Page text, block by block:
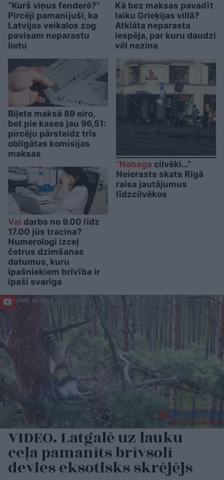
“Kurš viņus fenderē?”
Pircēji pamanījuši, ka
Latvijas veikalos zog
pavisam neparastu
lietu
Kā bez maksas pavadīt
laiku Grieķijas villā?
Atklāta neparasta
iespēja, par kuru daudzi
vēl nezina
Biļete maksā 89 eiro,
bet pie kases jau 96,51:
pircēju pārsteidz trīs
obligātas komisijas
maksas
Vai darbs no 9.00 līdz
17.00 jūs tracina?
Numerologi izceļ
četrus dzimšanas
datumus, kuru
īpašniekiem brīvība ir
īpaši svarīga
“Nabaga cilvēki…”
Neierasts skats Rīgā
raisa jautājumus
līdzcilvēkos
VIDEO. Latgalē uz lauku
ceļa pamanīts brīvsolī
devies eksotisks skrējējs